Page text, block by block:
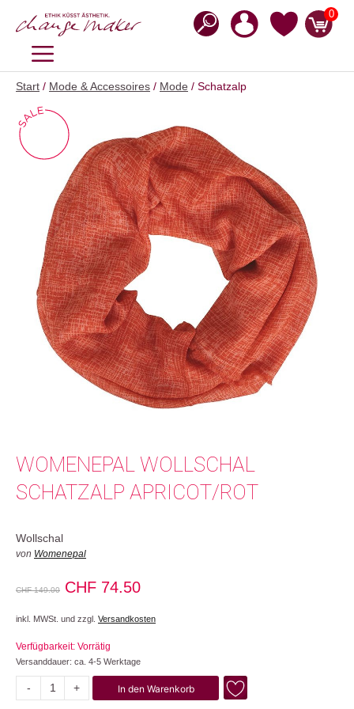
Inhalt
0
MENÜ
Start / Mode & Accessoires / Mode / Schatzalp
WOMENEPAL WOLLSCHAL
SCHATZALP APRICOT/ROT
Wollschal
von Womenepal
CHF149.00
Ursprünglicher
CHF 149.00
CHF 74.50Aktueller
CHF 74.50.
inkl. MWSt. und zzgl. Versandkosten
Verfügbarkeit: Vorrätig
Versanddauer: ca. 4-5 Werktage
-
Schatzalp
+ In den Warenkorb